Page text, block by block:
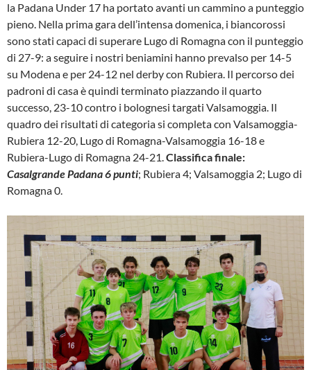
la Padana Under 17 ha portato avanti un cammino a punteggio
pieno. Nella prima gara dell’intensa domenica, i biancorossi
sono stati capaci di superare Lugo di Romagna con il punteggio
di 27-9: a seguire i nostri beniamini hanno prevalso per 14-5
su Modena e per 24-12 nel derby con Rubiera. Il percorso dei
padroni di casa è quindi terminato piazzando il quarto
successo, 23-10 contro i bolognesi targati Valsamoggia. Il
quadro dei risultati di categoria si completa con Valsamoggia-
Rubiera 12-20, Lugo di Romagna-Valsamoggia 16-18 e
Rubiera-Lugo di Romagna 24-21.Classifica finale:
Casalgrande Padana 6 punti; Rubiera 4; Valsamoggia 2; Lugo di
Romagna 0.